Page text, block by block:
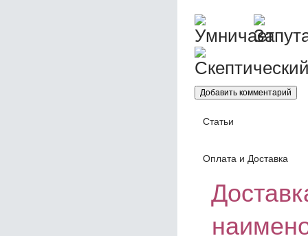
Статьи
Оплата и Доставка